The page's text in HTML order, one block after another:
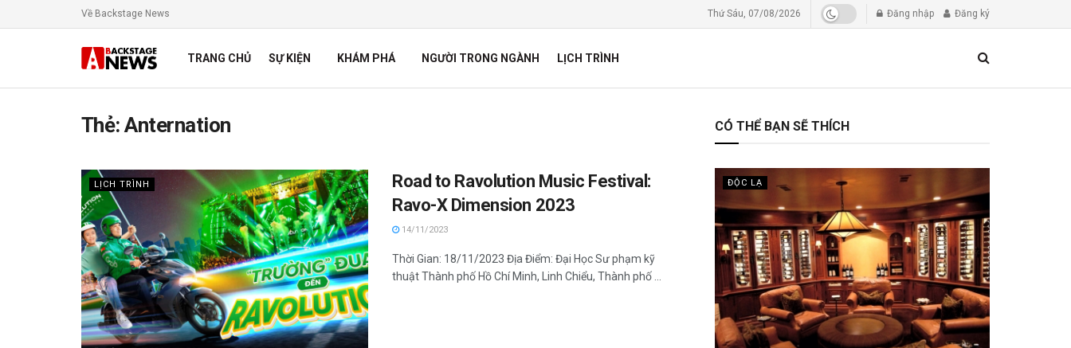
Về Backstage News Thứ Sáu, 07/08/2026 Đăng nhập Đăng ký
TRANG CHỦ SỰ KIỆN KHÁM PHÁ NGƯỜI TRONG NGÀNH LỊCH TRÌNH
Thẻ:Anternation
LỊCH TRÌNH
Road to Ravolution Music Festival:
Ravo-X Dimension 2023
14/11/2023
Thời Gian: 18/11/2023 Địa Điểm: Đại Học Sư phạm kỹ
thuật Thành phố Hồ Chí Minh, Linh Chiểu, Thành phố ...
CÓ THỂ BẠN SẼ THÍCH
ĐỘC LẠ